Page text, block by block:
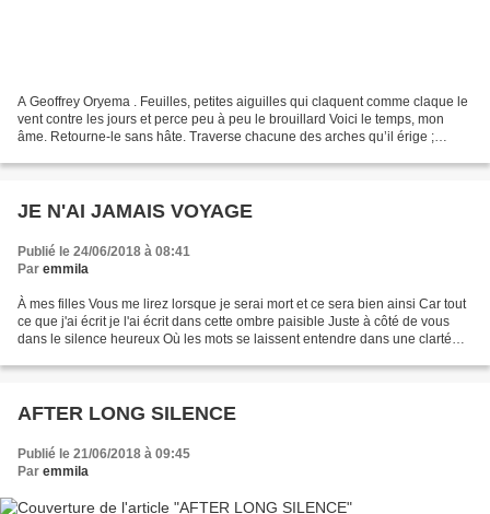
A Geoffrey Oryema . Feuilles, petites aiguilles qui claquent comme claque le
vent contre les jours et perce peu à peu le brouillard Voici le temps, mon
âme. Retourne-le sans hâte. Traverse chacune des arches qu’il érige ;
JE N'AI JAMAIS VOYAGE
Publié le 24/06/2018 à 08:41
Par emmila
À mes filles Vous me lirez lorsque je serai mort et ce sera bien ainsi Car tout
ce que j'ai écrit je l'ai écrit dans cette ombre paisible Juste à côté de vous
dans le silence heureux Où les mots se laissent entendre dans une clartéQui
AFTER LONG SILENCE
Publié le 21/06/2018 à 09:45
Par emmila